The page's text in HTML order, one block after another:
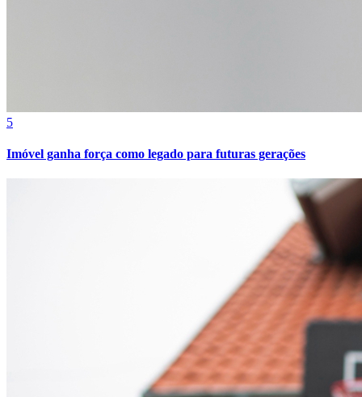
5
Imóvel ganha força como legado para futuras gerações